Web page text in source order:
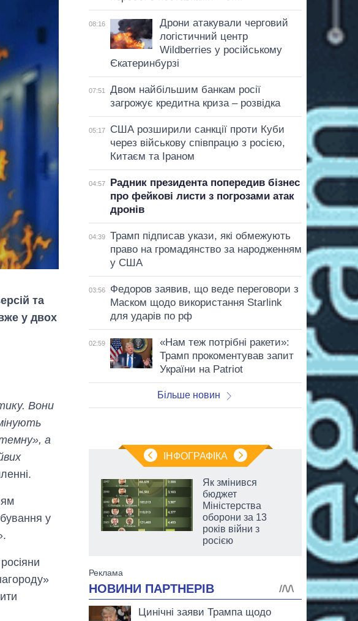
та
у двох
Вони
а
у
08:16
Дрони атакували черговий
логістичний центр
Wildberries у російському
Єкатеринбурзі
07:51
Двом найбільшим банкам росії
загрожує кредитна криза – розвідка
05:17
США розширили санкції проти Куби
через військову співпрацю з росією,
Китаєм та Іраном
04:57
Радник президента попередив бізнес
про фейкові листи з погрозами атак
дронів
04:39
Трамп підписав укази, які обмежують
право на громадянство за народженням
у США
03:56
Федоров заявив, що веде переговори з
Маском щодо використання Starlink
для ударів по рф
02:59
«Нам теж потрібні ракети»:
Трамп прокоментував запит
України на Patriot
Більше новин
ІНФОГРАФІКА
Київ та
стали
Як змінився
бюджет
Міністерства
оборони за 13
років війни з
росією